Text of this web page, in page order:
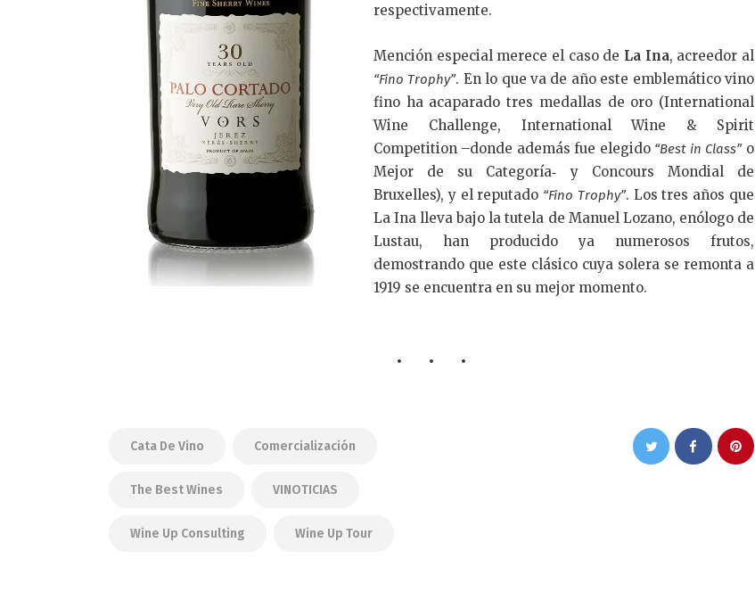
respectivamente.
Mención especial merece el caso de La Ina, acreedor al
“Fino Trophy”. En lo que va de año este emblemático vino
fino ha acaparado tres medallas de oro (International
Wine Challenge, International Wine & Spirit
Competition –donde además fue elegido “Best in Class” o
Mejor de su Categoría‐ y Concours Mondial de
Bruxelles), y el reputado “Fino Trophy”. Los tres años que
La Ina lleva bajo la tutela de Manuel Lozano, enólogo de
Lustau, han producido ya numerosos frutos,
demostrando que este clásico cuya solera se remonta a
1919 se encuentra en su mejor momento.
Cata De Vino Comercialización
The Best Wines VINOTICIAS
Wine Up Consulting Wine Up Tour